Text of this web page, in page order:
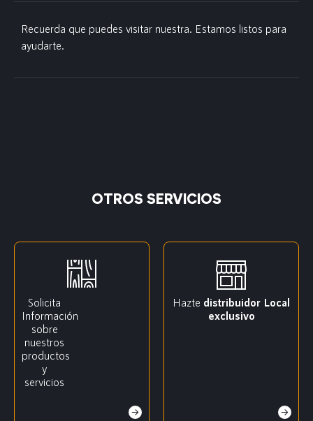
Recuerda que puedes visitar nuestra. Estamos listos para
ayudarte.
OTROS SERVICIOS
Solicita
Información
sobre
nuestros
productos
y
servicios
Hazte distribuidor Local
exclusivo